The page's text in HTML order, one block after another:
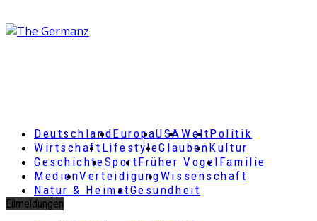
DeutschlandEuropaUSAWeltPolitik
Wirtschaft LifestyleGlaubenKultur
GeschichteSportFrüher Vogel Familie
MedienVerteidigungWissenschaft
Natur & HeimatGesundheit
Eilmeldungen